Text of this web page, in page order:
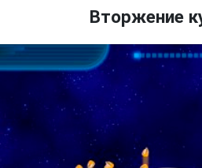
Вторжение